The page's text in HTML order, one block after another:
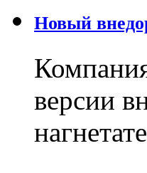
Новый
версии